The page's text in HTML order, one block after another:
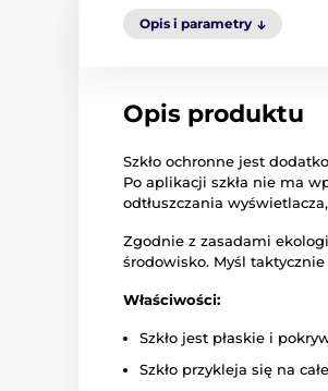
Opis i parametry
Opis produktu
Szkło ochronne jest
Po aplikacji szkła nie ma
odtłuszczania
Zgodnie z zasadami
środowisko. Myśl taktycznie
Właściwości:
Szkło jest płaskie i
Szkło przykleja się na